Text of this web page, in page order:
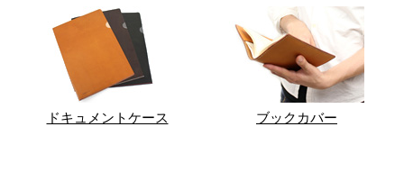
ドキュメントケース ブックカバー